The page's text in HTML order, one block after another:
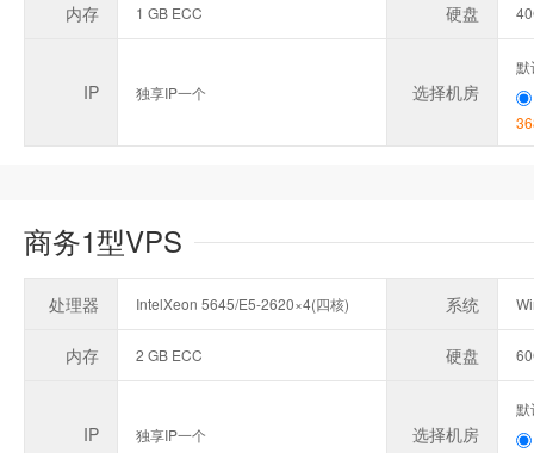
内存 1 GB ECC 硬盘
IP 独享IP一个 选择机房
默
商务1型VPS
处理器 IntelXeon 5645/E5-2620×4(四核) 系统
内存 2 GB ECC 硬盘
IP 独享IP一个 选择机房
默